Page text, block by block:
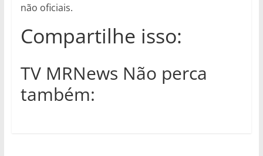
não oficiais.
Compartilhe isso:
TV MRNews Não perca
também: